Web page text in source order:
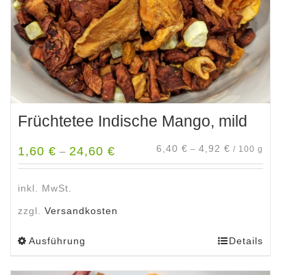
Produktseite
gewählt
werden
Früchtetee Indische Mango, mild
1,60 € – 24,60 € 6,40 € – 4,92 € / 100 g
inkl. MwSt.
zzgl. Versandkosten
Ausführung Details